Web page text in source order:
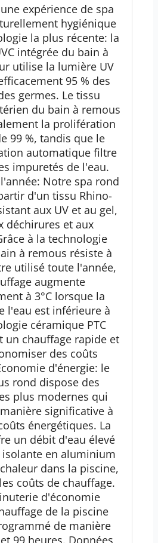
expérience de spa
hygiénique
la plus récente: la
intégrée du bain à
utilise la lumière UV
95 % des
germes. Le tissu
du bain à remous
la prolifération
99 %, tandis que le
automatique filtre
impuretés de l'eau.
Notre spa rond
d'un tissu Rhino-
aux UV et au gel,
déchirures et aux
à la technologie
à remous résiste à
utilisé toute l'année,
augmente
à 3°C lorsque la
l'eau est inférieure à
céramique PTC
un chauffage rapide et
des coûts
d'énergie: le
rond dispose des
plus modernes qui
significative à
énergétiques. La
un débit d'eau élevé
en aluminium
dans la piscine,
coûts de chauffage.
d'économie
de la piscine
de manière